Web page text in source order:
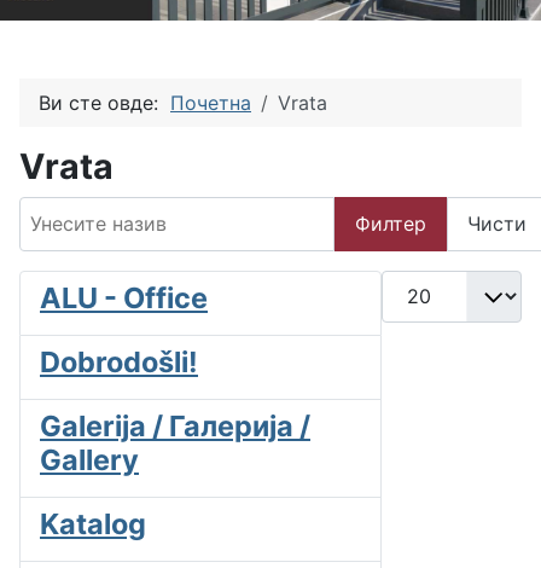
Ви сте овде: Почетна Vrata
Vrata
Филтер Чисти
Прикажи број
ALU - Office
Dobrodošli!
Galerija / Галерија /
Gallery
Katalog